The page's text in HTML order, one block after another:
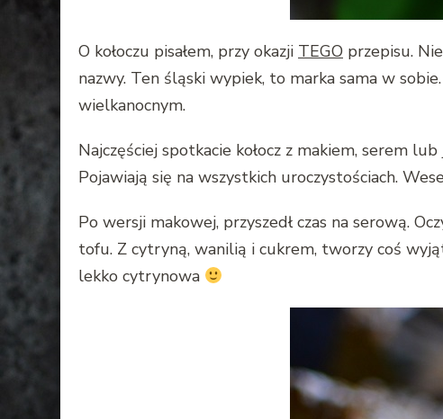
O kołoczu pisałem, przy okazji TEGO przepisu.
nazwy. Ten śląski wypiek, to marka sama w
wielkanocnym.
Najczęściej spotkacie kołocz z makiem, serem
Pojawiają się na wszystkich uroczystościach.
Po wersji makowej, przyszedł czas na serową.
tofu. Z cytryną, wanilią i cukrem, tworzy coś
lekko cytrynowa